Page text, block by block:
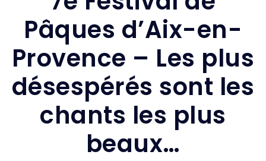
Pâques d’Aix-en-
Provence – Les plus
désespérés sont les
chants les plus
beaux…